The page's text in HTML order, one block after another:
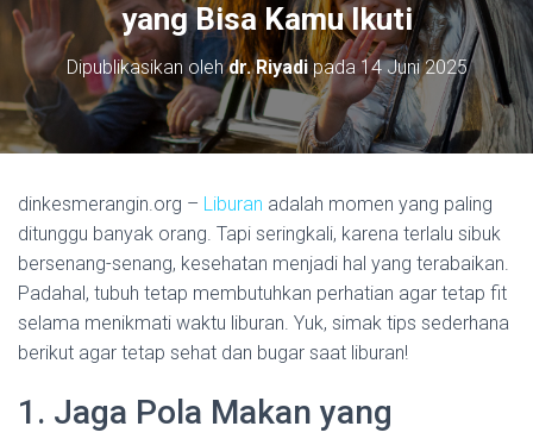
yang Bisa Kamu Ikuti
Dipublikasikan olehdr. Riyadipada 14 Juni 2025
dinkesmerangin.org – Liburan adalah momen yang paling
ditunggu banyak orang. Tapi seringkali, karena terlalu sibuk
bersenang-senang, kesehatan menjadi hal yang terabaikan.
Padahal, tubuh tetap membutuhkan perhatian agar tetap fit
selama menikmati waktu liburan. Yuk, simak tips sederhana
berikut agar tetap sehat dan bugar saat liburan!
1. Jaga Pola Makan yang